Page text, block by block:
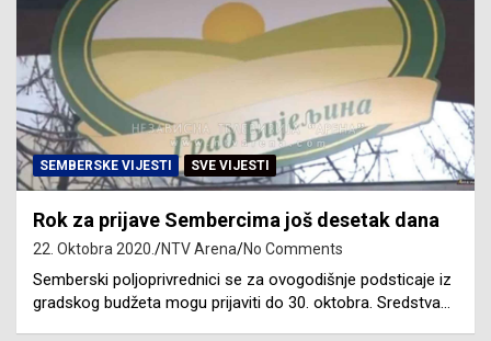
SEMBERSKE VIJESTI SVE VIJESTI
Rok za prijave Sembercima još desetak dana
22. Oktobra 2020. NTV Arena No Comments
Semberski poljoprivrednici se za ovogodišnje podsticaje iz
gradskog budžeta mogu prijaviti do 30. oktobra. Sredstva…